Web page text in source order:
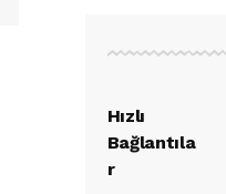
Hızlı
Bağlantıla
r